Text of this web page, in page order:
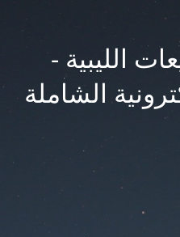
الليبية -
الشاملة